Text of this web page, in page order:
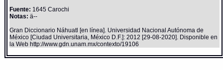
Fuente: 1645 Carochi
Notas: ä--
Gran Diccionario Náhuatl [en línea]. Universidad Nacional Autónoma de
México [Ciudad Universitaria, México D.F.]: 2012 [29-08-2020]. Disponible en
la Web http://www.gdn.unam.mx/contexto/19106